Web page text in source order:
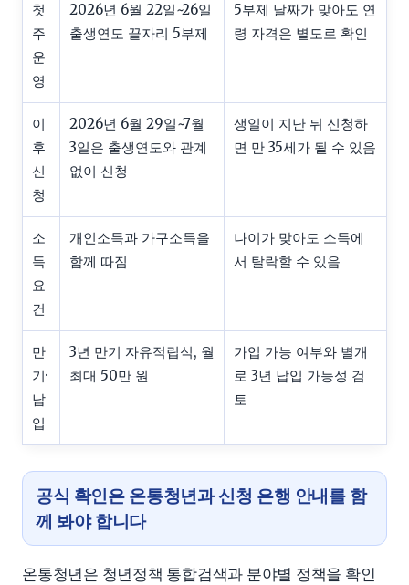
첫
주
운
영
2026년 6월 22일~26일
출생연도 끝자리 5부제
5부제 날짜가 맞아도 연
령 자격은 별도로 확인
이
후
신
청
2026년 6월 29일~7월
3일은 출생연도와 관계
없이 신청
생일이 지난 뒤 신청하
면 만 35세가 될 수 있음
소
득
요
건
개인소득과 가구소득을
함께 따짐
나이가 맞아도 소득에
서 탈락할 수 있음
만
기·
납
입
3년 만기 자유적립식, 월
최대 50만 원
가입 가능 여부와 별개
로 3년 납입 가능성 검
토
공식 확인은 온통청년과 신청 은행 안내를 함
께 봐야 합니다
온통청년은 청년정책 통합검색과 분야별 정책을 확인